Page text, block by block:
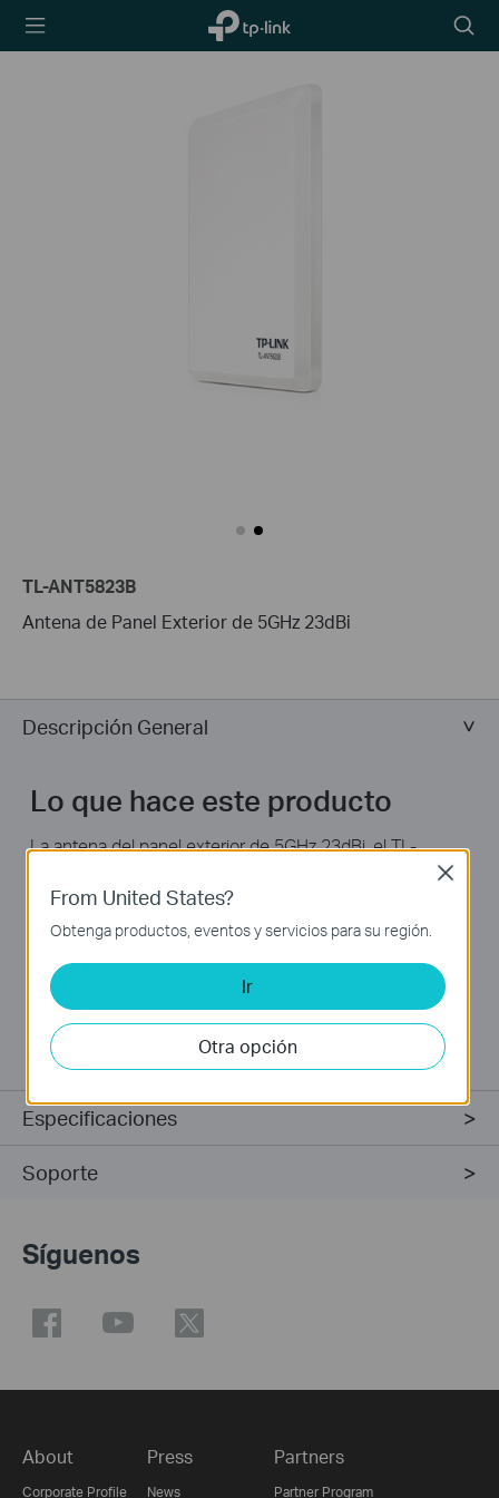
TP-Link,
Reliably
icon
TL-ANT5823B
Antena de Panel Exterior de 5GHz 23dBi
Descripción General
Lo que hace este producto
La antena del panel exterior de 5GHz 23dBi, el TL-
conectando sus puntos / routers de acceso inalámbrico
que operan en una banda menos saturada de 5GHz,
larga distancia, proporcionándole conexiones
inalámbricas estables. Es muy fácil de usar, no se
requiere configuración o instalación de software.
Especificaciones
Soporte
Síguenos
About
Corporate Profile
Press
News
Partners
Partner Program
From United States?
Obtenga productos, eventos y servicios para su región.
Ir
Otra opción
Close